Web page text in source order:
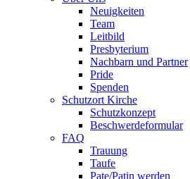
Neuigkeiten
Team
Leitbild
Presbyterium
Nachbarn und Partner
Pride
Spenden
Schutzort Kirche
Schutzkonzept
Beschwerdeformular
FAQ
Trauung
Taufe
Pate/Patin werden